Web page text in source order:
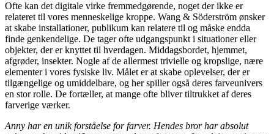
Ofte kan det digitale virke fremmedgørende, noget der ikke er
relateret til vores menneskelige kroppe. Wang & Söderström ønsker
at skabe installationer, publikum kan relatere til og måske endda
finde genkendelige. De tager ofte udgangspunkt i situationer eller
objekter, der er knyttet til hverdagen. Middagsbordet, hjemmet,
afgrøder, insekter. Nogle af de allermest trivielle og kropslige, nære
elementer i vores fysiske liv. Målet er at skabe oplevelser, der er
tilgængelige og umiddelbare, og her spiller også deres farveunivers
en stor rolle. De fortæller, at mange ofte bliver tiltrukket af deres
farverige værker.
Anny har en unik forståelse for farver. Hendes bror har absolut